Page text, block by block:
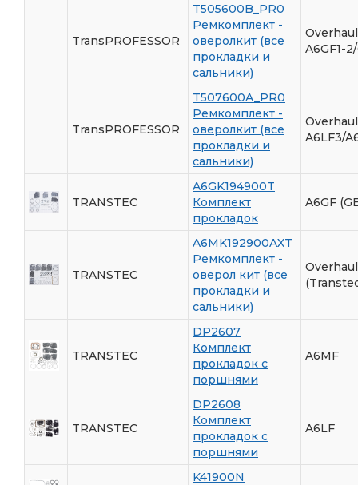
TransPROFESSOR
T505600B_PR0
Ремкомплект -
оверолкит (все
прокладки и
сальники)
A6GF1-
TransPROFESSOR
T507600A_PR0
Ремкомплект -
оверолкит (все
прокладки и
сальники)
A6LF3/
TRANSTEC
A6GK194900T
Комплект
прокладок
A6GF
TRANSTEC
A6MK192900AXT
Ремкомплект -
оверол кит (все
прокладки и
сальники)
TRANSTEC
DP2607
Комплект
прокладок с
поршнями
A6MF
TRANSTEC
DP2608
Комплект
прокладок с
поршнями
A6LF
K41900N